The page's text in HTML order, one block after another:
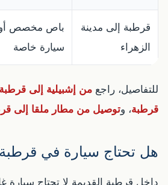
قرطبة إلى مدينة
الزهراء
باص مخصص أو
سيارة خاصة
للتفاصيل، راجع من إشبيلية إلى قرطبة
قرطبة، وتوصيل من مطار ملقا إلى
هل تحتاج سيارة في
داخل قرطبة القديمة لا تحتاج سيارة